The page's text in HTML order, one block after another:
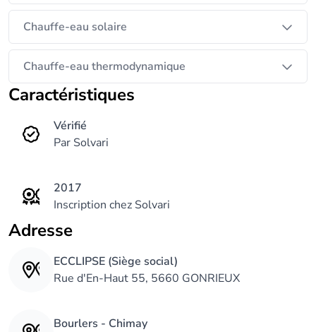
Chauffe-eau solaire
Chauffe-eau thermodynamique
Caractéristiques
Vérifié
Par Solvari
2017
Inscription chez Solvari
Adresse
ECCLIPSE (Siège social)
Rue d'En-Haut 55, 5660 GONRIEUX
Bourlers - Chimay